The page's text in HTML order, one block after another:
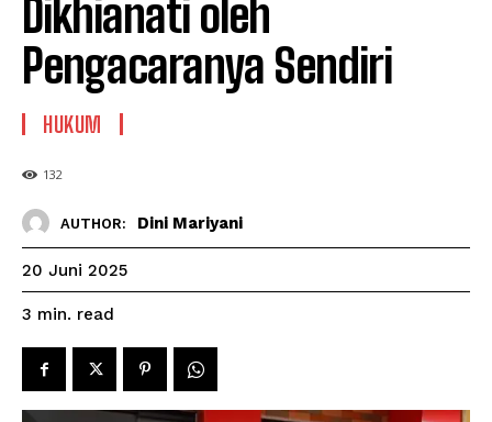
Dikhianati oleh
Pengacaranya Sendiri
HUKUM
132
AUTHOR: Dini Mariyani
20 Juni 2025
3 min. read